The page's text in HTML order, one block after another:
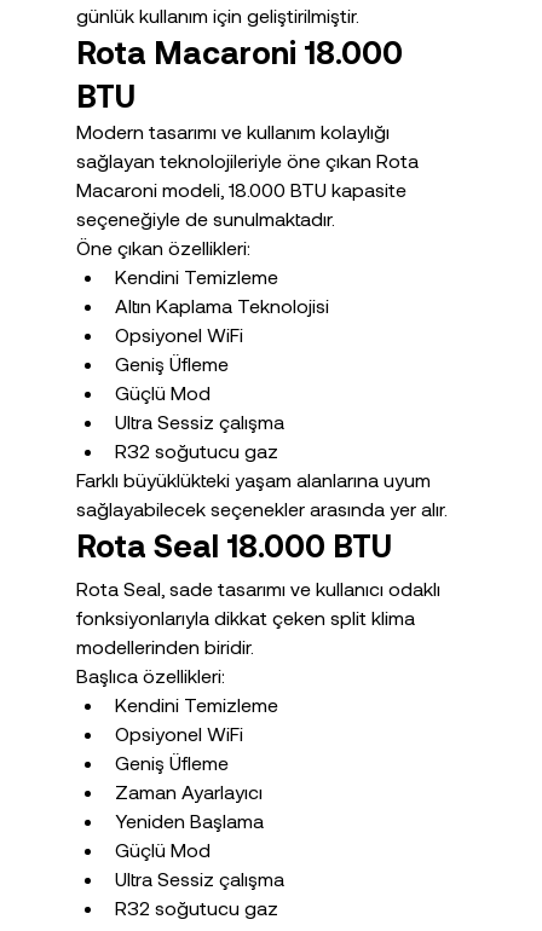
günlük kullanım için geliştirilmiştir.
Rota Macaroni 18.000
BTU
Modern tasarımı ve kullanım kolaylığı
sağlayan teknolojileriyle öne çıkan Rota
Macaroni modeli, 18.000 BTU kapasite
seçeneğiyle de sunulmaktadır.
Öne çıkan özellikleri:
Kendini Temizleme
Altın Kaplama Teknolojisi
Opsiyonel WiFi
Geniş Üfleme
Güçlü Mod
Ultra Sessiz çalışma
R32 soğutucu gaz
Farklı büyüklükteki yaşam alanlarına uyum
sağlayabilecek seçenekler arasında yer alır.
Rota Seal 18.000 BTU
Rota Seal, sade tasarımı ve kullanıcı odaklı
fonksiyonlarıyla dikkat çeken split klima
modellerinden biridir.
Başlıca özellikleri:
Kendini Temizleme
Opsiyonel WiFi
Geniş Üfleme
Zaman Ayarlayıcı
Yeniden Başlama
Güçlü Mod
Ultra Sessiz çalışma
R32 soğutucu gaz